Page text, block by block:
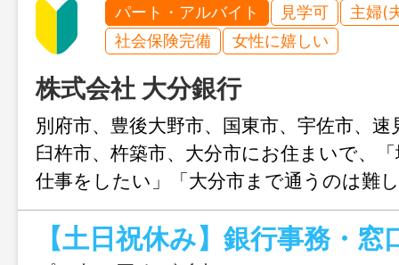
パート・アルバイト 見学可
主婦(
社会保険完備
女性に嬉しい
株式会社 大分銀行
別府市、豊後大野市、国東市、宇佐市、速
臼杵市、杵築市、大分市にお住まいで、
仕事をしたい」「大分市まで通うのは難
の方へ。大分銀行では各エリアの支店に
自宅近くで長く安心して働けます。マイ